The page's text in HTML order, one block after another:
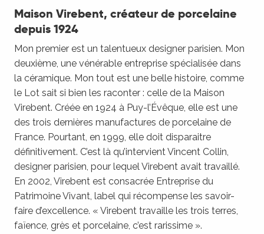
Maison Virebent, créateur de porcelaine
depuis 1924
Mon premier est un talentueux designer parisien. Mon
deuxième, une vénérable entreprise spécialisée dans
la céramique. Mon tout est une belle histoire, comme
le Lot sait si bien les raconter : celle de la Maison
Virebent. Créée en 1924 à Puy-l’Évêque, elle est une
des trois dernières manufactures de porcelaine de
France. Pourtant, en 1999, elle doit disparaitre
définitivement. C’est là qu’intervient Vincent Collin,
designer parisien, pour lequel Virebent avait travaillé.
En 2002, Virebent est consacrée Entreprise du
Patrimoine Vivant, label qui récompense les savoir-
faire d’excellence. « Virebent travaille les trois terres,
faïence, grès et porcelaine, c’est rarissime ».